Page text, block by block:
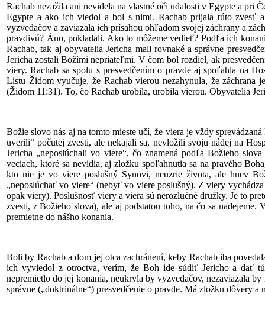
Rachab nezažila ani nevidela na vlastné oči udalosti v Egypte a
Egypte a ako ich viedol a bol s nimi. Rachab prijala túto zvesť
vyzvedačov a zaviazala ich prísahou ohľadom svojej záchrany a
pravdivú? Áno, pokladali. Ako to môžeme vedieť? Podľa ich
Rachab, tak aj obyvatelia Jericha mali rovnaké a správne
Jericha zostali Božími nepriateľmi. V čom bol rozdiel, ak
viery. Rachab sa spolu s presvedčením o pravde aj spoľahla na
Listu Židom vyučuje, že Rachab vierou nezahynula, že záchrana
(Židom 11:31). To, čo Rachab urobila, urobila vierou. Obyvatelia
Božie slovo nás aj na tomto mieste učí, že viera je vždy
uverili“ počutej zvesti, ale nekajali sa, nevložili svoju nádej na
Jericha „neposlúchali vo viere“, čo znamená podľa Božieho
veciach, ktoré sa nevidia, aj zložku spoľahnutia sa na pravého
kto nie je vo viere poslušný Synovi, neuzrie života, ale hnev
„neposlúchať vo viere“ (nebyť vo viere poslušný). Z viery
opak viery). Poslušnosť viery a viera sú nerozlučné družky. Je to
zvesti, z Božieho slova), ale aj podstatou toho, na čo sa nadejeme.
premietne do nášho konania.
Boli by Rachab a dom jej otca zachránení, keby Rachab iba
ich vyviedol z otroctva, verím, že Boh ide súdiť Jericho a dať
nepremietlo do jej konania, neukryla by vyzvedačov, nezaviazala
správne („doktrinálne“) presvedčenie o pravde. Má zložku dôvery